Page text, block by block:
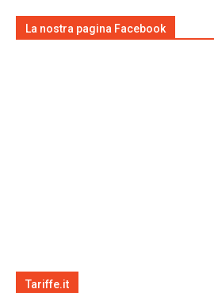
La nostra pagina Facebook
Tariffe.it